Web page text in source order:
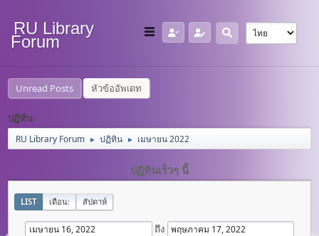
RU Library
Forum
Unread Posts หัวข้ออัพเดท
ปฏิทิน
RU Library Forum ► ปฏิทิน ► เมษายน 2022
ปฏิทินเร็วๆ นี้
LIST เดือน: สัปดาห์
ถึง